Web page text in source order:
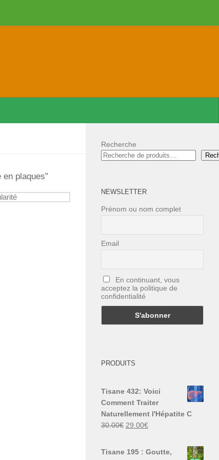
plaques”
Recherche
NEWSLETTER
Prénom ou nom complet
Email
En continuant, vous
acceptez la politique de
confidentialité
PRODUITS
Tisane 432: Voici
Comment Traiter
Naturellement l'Hépatite C
30.00€ Le
29.00€Le
Tisane 195 : Goutte,